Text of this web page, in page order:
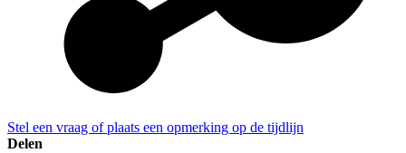
Stel een vraag of plaats een opmerking op de tijdlijn
Delen